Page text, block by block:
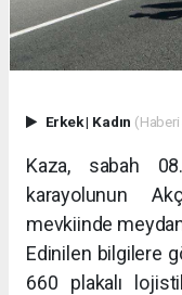
Erkek| Kadın
Kaza, sabah
karayolunun
mevkiinde
Edinilen bilgilere
660 plakalı